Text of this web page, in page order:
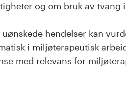
og om bruk av tvang i
hendelser kan
i miljøterapeutisk
med relevans for